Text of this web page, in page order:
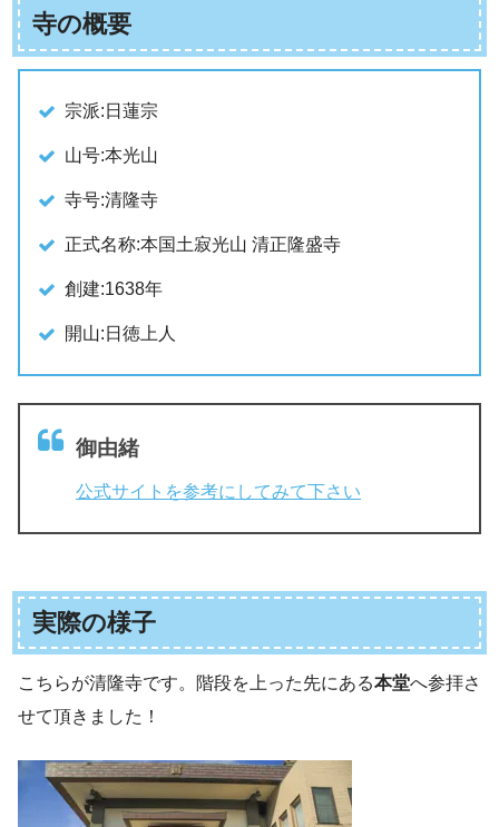
寺の概要
宗派:日蓮宗
山号:本光山
寺号:清隆寺
正式名称:本国土寂光山 清正隆盛寺
創建:1638年
開山:日徳上人
御由緒
公式サイトを参考にしてみて下さい
実際の様子
こちらが清隆寺です。階段を上った先にある本堂へ参拝さ
せて頂きました！